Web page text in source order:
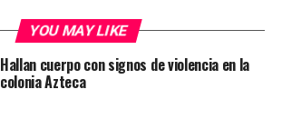
YOU MAY LIKE
Hallan cuerpo con signos de violencia en la
colonia Azteca